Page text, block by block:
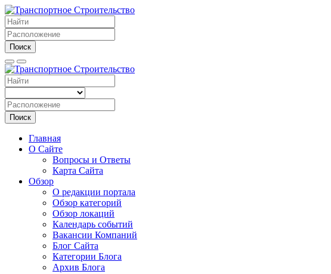
Поиск
Поиск
Главная
О Сайте
Вопросы и Ответы
Карта Сайта
Обзор
О редакции портала
Обзор категорий
Обзор локаций
Календарь событий
Вакансии Компаний
Блог Сайта
Категории Блога
Архив Блога